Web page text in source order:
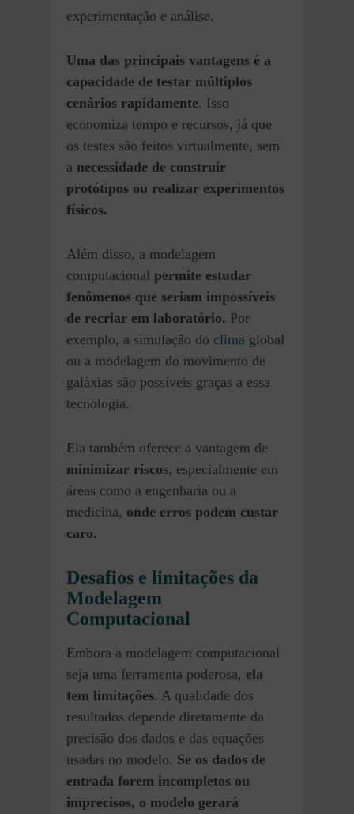
experimentação e análise.
Uma das principais vantagens é a
capacidade de testar múltiplos
cenários rapidamente. Isso
economiza tempo e recursos, já que
os testes são feitos virtualmente, sem
a necessidade de construir
protótipos ou realizar experimentos
físicos.
Além disso, a modelagem
computacional permite estudar
fenômenos que seriam impossíveis
de recriar em laboratório. Por
exemplo, a simulação do clima global
ou a modelagem do movimento de
galáxias são possíveis graças a essa
tecnologia.
Ela também oferece a vantagem de
minimizar riscos, especialmente em
áreas como a engenharia ou a
medicina, onde erros podem custar
caro.
Desafios e limitações da
Modelagem
Computacional
Embora a modelagem computacional
seja uma ferramenta poderosa, ela
tem limitações. A qualidade dos
resultados depende diretamente da
precisão dos dados e das equações
usadas no modelo. Se os dados de
entrada forem incompletos ou
imprecisos, o modelo gerará